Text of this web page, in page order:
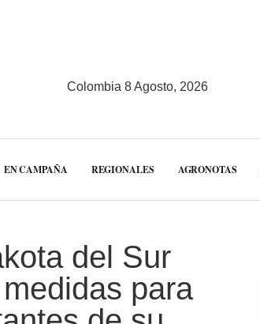
Colombia 8 Agosto, 2026
EN CAMPAÑA REGIONALES AGRONOTAS
del Sur
para